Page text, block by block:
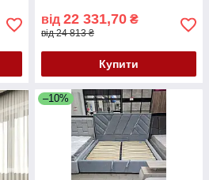
від 22 331,70 ₴
від 24 813 ₴
Купити
–10%